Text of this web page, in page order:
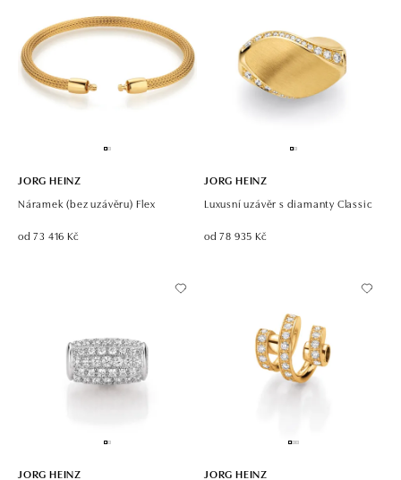
JORG HEINZ
Náramek (bez uzávěru) Flex
od 73 416 Kč
JORG HEINZ
Luxusní uzávěr s diamanty Classic
od 78 935 Kč
JORG HEINZ
JORG HEINZ